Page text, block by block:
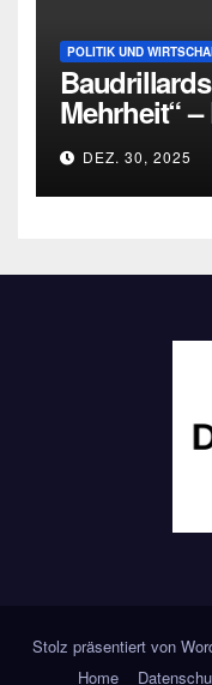
POLITIK UND
Mehrheit“
heute
DEZ. 30, 2025
Stolz präsentiert von
Home